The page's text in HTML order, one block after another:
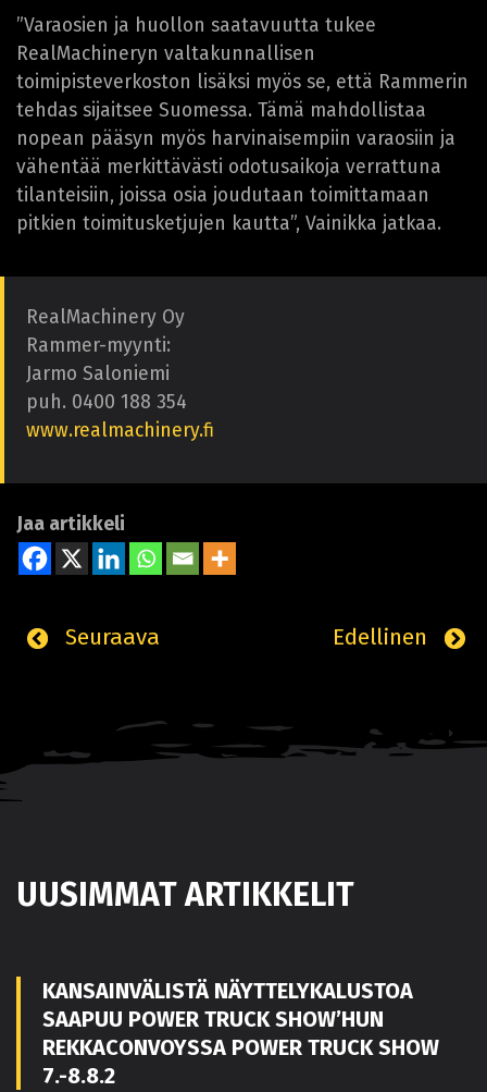
”Varaosien ja huollon saatavuutta tukee
RealMachineryn valtakunnallisen
toimipisteverkoston lisäksi myös se, että Rammerin
tehdas sijaitsee Suomessa. Tämä mahdollistaa
nopean pääsyn myös harvinaisempiin varaosiin ja
vähentää merkittävästi odotusaikoja verrattuna
tilanteisiin, joissa osia joudutaan toimittamaan
pitkien toimitusketjujen kautta”, Vainikka jatkaa.
RealMachinery Oy
Rammer-myynti:
Jarmo Saloniemi
puh. 0400 188 354
www.realmachinery.fi
Jaa artikkeli
Edellinen
Seuraava
UUSIMMAT ARTIKKELIT
KANSAINVÄLISTÄ NÄYTTELYKALUSTOA
SAAPUU POWER TRUCK SHOW’HUN
REKKACONVOYSSA POWER TRUCK SHOW
7.-8.8.2